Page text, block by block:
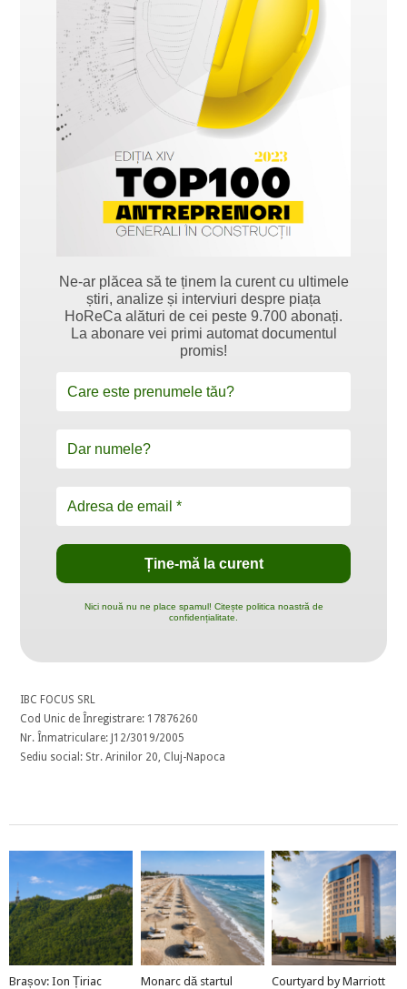
Ne-ar plăcea să te ținem la curent cu ultimele
știri, analize și interviuri despre piața
HoReCa alături de cei peste 9.700 abonați.
La abonare vei primi automat documentul
promis!
Nici nouă nu ne place spamul! Citește politica noastră de
confidențialitate.
IBC FOCUS SRL
Cod Unic de Înregistrare: 17876260
Nr. Înmatriculare: J12/3019/2005
Sediu social: Str. Arinilor 20, Cluj-Napoca
Brașov: Ion Țiriac Monarc dă startul Courtyard by Marriott